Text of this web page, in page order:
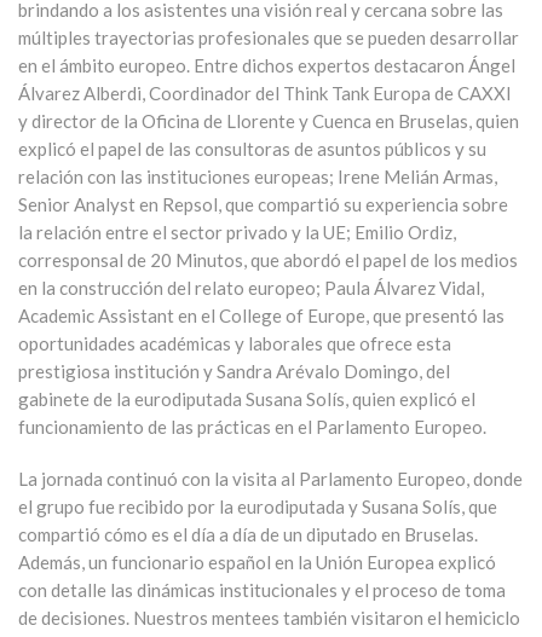
brindando a los asistentes una visión real y cercana sobre las
múltiples trayectorias profesionales que se pueden desarrollar
en el ámbito europeo. Entre dichos expertos destacaron Ángel
Álvarez Alberdi, Coordinador del Think Tank Europa de CAXXI
y director de la Oficina de Llorente y Cuenca en Bruselas, quien
explicó el papel de las consultoras de asuntos públicos y su
relación con las instituciones europeas; Irene Melián Armas,
Senior Analyst en Repsol, que compartió su experiencia sobre
la relación entre el sector privado y la UE; Emilio Ordiz,
corresponsal de 20 Minutos, que abordó el papel de los medios
en la construcción del relato europeo; Paula Álvarez Vidal,
Academic Assistant en el College of Europe, que presentó las
oportunidades académicas y laborales que ofrece esta
prestigiosa institución y Sandra Arévalo Domingo, del
gabinete de la eurodiputada Susana Solís, quien explicó el
funcionamiento de las prácticas en el Parlamento Europeo.
La jornada continuó con la visita al Parlamento Europeo, donde
el grupo fue recibido por la eurodiputada y Susana Solís, que
compartió cómo es el día a día de un diputado en Bruselas.
Además, un funcionario español en la Unión Europea explicó
con detalle las dinámicas institucionales y el proceso de toma
de decisiones. Nuestros mentees también visitaron el hemiciclo